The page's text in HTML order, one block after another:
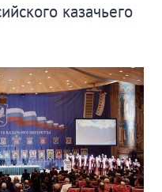
казачьего